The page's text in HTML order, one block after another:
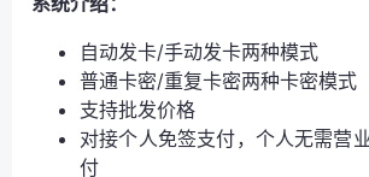
自动发卡/手动发卡两种模式
普通卡密/重复卡密两种卡密模式
支持批发价格
对接个人免签支付，个人无需营
付